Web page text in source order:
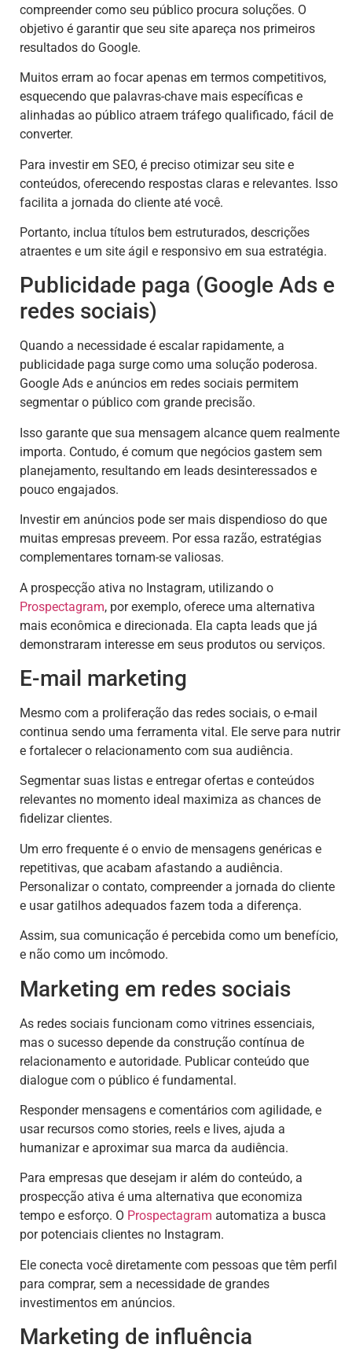
compreender como seu público procura soluções. O
objetivo é garantir que seu site apareça nos primeiros
resultados do Google.
Muitos erram ao focar apenas em termos competitivos,
esquecendo que palavras-chave mais específicas e
alinhadas ao público atraem tráfego qualificado, fácil de
converter.
Para investir em SEO, é preciso otimizar seu site e
conteúdos, oferecendo respostas claras e relevantes. Isso
facilita a jornada do cliente até você.
Portanto, inclua títulos bem estruturados, descrições
atraentes e um site ágil e responsivo em sua estratégia.
Publicidade paga (Google Ads e
redes sociais)
Quando a necessidade é escalar rapidamente, a
publicidade paga surge como uma solução poderosa.
Google Ads e anúncios em redes sociais permitem
segmentar o público com grande precisão.
Isso garante que sua mensagem alcance quem realmente
importa. Contudo, é comum que negócios gastem sem
planejamento, resultando em leads desinteressados e
pouco engajados.
Investir em anúncios pode ser mais dispendioso do que
muitas empresas preveem. Por essa razão, estratégias
complementares tornam-se valiosas.
A prospecção ativa no Instagram, utilizando o
Prospectagram, por exemplo, oferece uma alternativa
mais econômica e direcionada. Ela capta leads que já
demonstraram interesse em seus produtos ou serviços.
E-mail marketing
Mesmo com a proliferação das redes sociais, o e-mail
continua sendo uma ferramenta vital. Ele serve para nutrir
e fortalecer o relacionamento com sua audiência.
Segmentar suas listas e entregar ofertas e conteúdos
relevantes no momento ideal maximiza as chances de
fidelizar clientes.
Um erro frequente é o envio de mensagens genéricas e
repetitivas, que acabam afastando a audiência.
Personalizar o contato, compreender a jornada do cliente
e usar gatilhos adequados fazem toda a diferença.
Assim, sua comunicação é percebida como um benefício,
e não como um incômodo.
Marketing em redes sociais
As redes sociais funcionam como vitrines essenciais,
mas o sucesso depende da construção contínua de
relacionamento e autoridade. Publicar conteúdo que
dialogue com o público é fundamental.
Responder mensagens e comentários com agilidade, e
usar recursos como stories, reels e lives, ajuda a
humanizar e aproximar sua marca da audiência.
Para empresas que desejam ir além do conteúdo, a
prospecção ativa é uma alternativa que economiza
tempo e esforço. O Prospectagram automatiza a busca
por potenciais clientes no Instagram.
Ele conecta você diretamente com pessoas que têm perfil
para comprar, sem a necessidade de grandes
investimentos em anúncios.
Marketing de influência